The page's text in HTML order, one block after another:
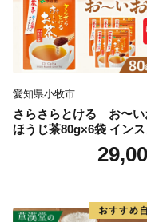
※１２月は土・日曜
愛知県小牧市
さらさらとける お〜い
ほうじ茶80g×6袋 イン
トほうじ茶 粉末ほうじ茶
末茶 おーいお茶 粉末緑